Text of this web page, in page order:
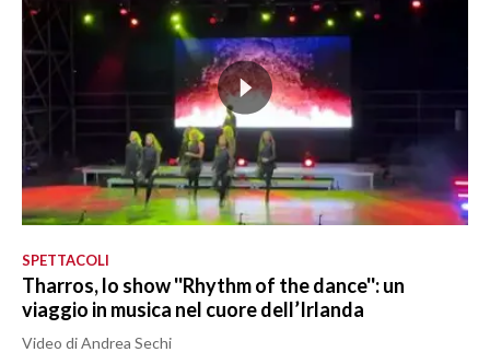
SPETTACOLI
Tharros, lo show ''Rhythm of the dance'': un
viaggio in musica nel cuore dell’Irlanda
Video di Andrea Sechi